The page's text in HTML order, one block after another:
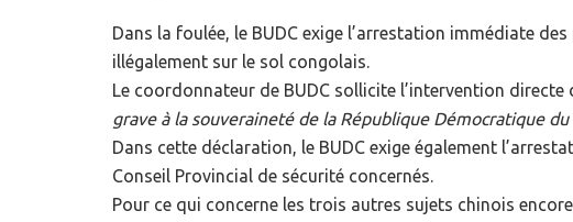
Dans la foulée, le BUDC exige l’arrestation immédiate
illégalement sur le sol congolais.
Le coordonnateur de BUDC sollicite l’intervention
grave à la souveraineté de la République Démocratique du
Dans cette déclaration, le BUDC exige également
Conseil Provincial de sécurité concernés.
Pour ce qui concerne les trois autres sujets chinois